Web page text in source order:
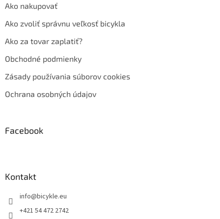
Ako nakupovať
Ako zvoliť správnu veľkosť bicykla
Ako za tovar zaplatiť?
Obchodné podmienky
Zásady používania súborov cookies
Ochrana osobných údajov
Facebook
Kontakt
info@bicykle.eu
+421 54 472 2742